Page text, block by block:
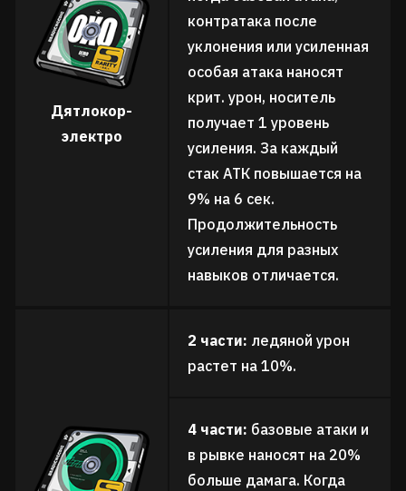
Дятлокор-
электро
контратака после
уклонения или усиленная
особая атака наносят
крит. урон, носитель
получает 1 уровень
усиления. За каждый
стак АТК повышается на
9% на 6 сек.
Продолжительность
усиления для разных
навыков отличается.
2 части: ледяной урон
растет на 10%.
4 части: базовые атаки и
в рывке наносят на 20%
больше дамага. Когда